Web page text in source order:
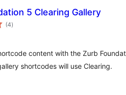
5 Clearing Gallery
(4total
ratings
)
content with the Zurb
shortcodes will use Clearing.